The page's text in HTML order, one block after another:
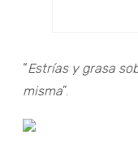
“Estrías y grasa
misma”.